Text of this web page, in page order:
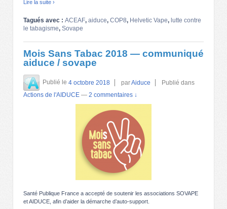
Lire la suite ›
Tagués avec : ACEAF, aiduce, COP8, Helvetic Vape, lutte contre
le tabagisme, Sovape
Mois Sans Tabac 2018 — communiqué
aiduce / sovape
Publié le 4 octobre 2018 parAiduce
Publié dans
Actions de l'AIDUCE — 2 commentaires ↓
Santé Publique France a accepté de soutenir les associations SOVAPE
et AIDUCE, afin d’aider la démarche d’auto-support.